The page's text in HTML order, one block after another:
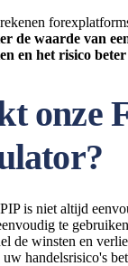
de waarde van
en het risico
onze
is niet altijd
te
de winsten en
handelsrisico's